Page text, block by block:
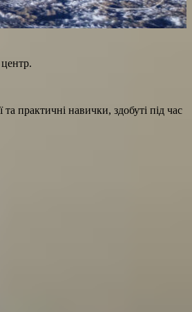
практичні навички, здобуті під час